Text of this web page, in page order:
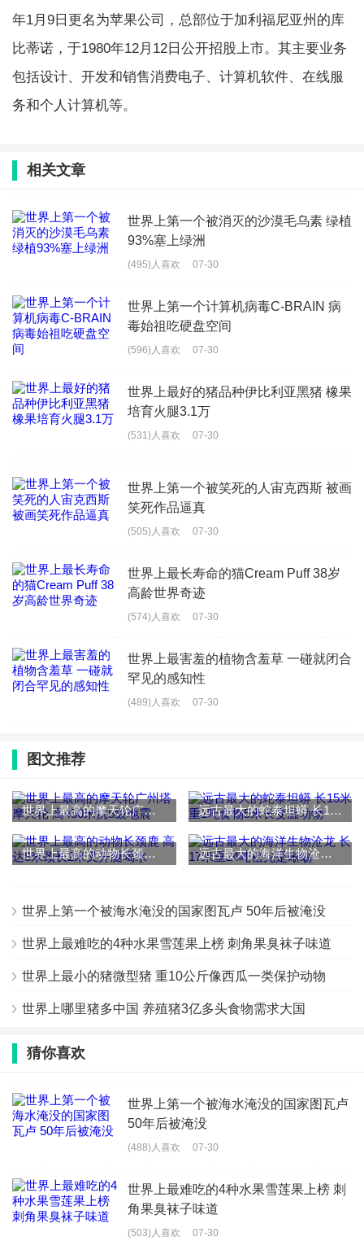
年1月9日更名为苹果公司，总部位于加利福尼亚州的库
比蒂诺，于1980年12月12日公开招股上市。其主要业务
包括设计、开发和销售消费电子、计算机软件、在线服
务和个人计算机等。
相关文章
世界上第一个被消灭的沙漠毛乌素 绿植
93%塞上绿洲
(495)人喜欢 07-30
世界上第一个计算机病毒C-BRAIN 病
毒始祖吃硬盘空间
(596)人喜欢 07-30
世界上最好的猪品种伊比利亚黑猪 橡果
培育火腿3.1万
(531)人喜欢 07-30
世界上第一个被笑死的人宙克西斯 被画
笑死作品逼真
(505)人喜欢 07-30
世界上最长寿命的猫Cream Puff 38岁
高龄世界奇迹
(574)人喜欢 07-30
世界上最害羞的植物含羞草 一碰就闭合
罕见的感知性
(489)人喜欢 07-30
图文推荐
世界上最高的摩天轮广州塔摩天轮 高450米抗8级地震 远古最大的蛇泰坦蟒 长15米重1吨食物5米长变温动物
世界上最高的动物长颈鹿 高达8米颈长2米叉开腿喝水 远古最大的海洋生物沧龙 长17米重24吨祖先是蜥蜴
世界上第一个被海水淹没的国家图瓦卢 50年后被淹没
世界上最难吃的4种水果雪莲果上榜 刺角果臭袜子味道
世界上最小的猪微型猪 重10公斤像西瓜一类保护动物
世界上哪里猪多中国 养殖猪3亿多头食物需求大国
猜你喜欢
世界上第一个被海水淹没的国家图瓦卢
50年后被淹没
(488)人喜欢 07-30
世界上最难吃的4种水果雪莲果上榜 刺
角果臭袜子味道
(503)人喜欢 07-30